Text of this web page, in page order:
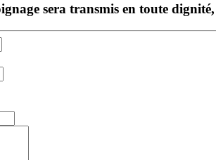
sera transmis en toute